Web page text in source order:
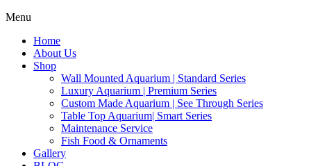
Menu
Home
About Us
Shop
Wall Mounted Aquarium | Standard Series
Luxury Aquarium | Premium Series
Custom Made Aquarium | See Through Series
Table Top Aquarium| Smart Series
Maintenance Service
Fish Food & Ornaments
Gallery